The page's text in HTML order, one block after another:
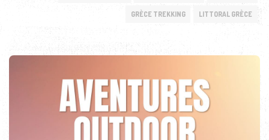
GRÈCE TREKKING LITTORAL GRÈCE